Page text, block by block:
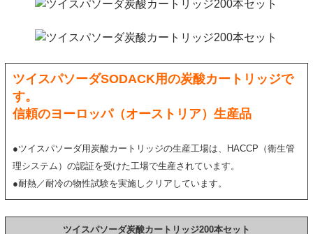
ツイスパソーダSODACK用の炭酸カートリッジで
す。
信頼のヨーロッパ（オーストリア）生産品
●ツイスパソーダ用炭酸カートリッジの生産工場は、HACCP（衛生管
理システム）の認証を受けた工場で生産されています。
●耐熱／耐冷の物性試験を実施しクリアしています。
ツイスパソーダ炭酸カートリッジ200本セット